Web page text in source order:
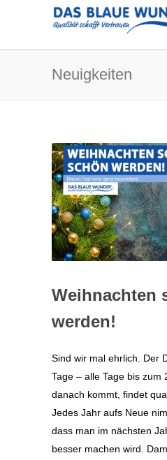
Neuigkeiten
Weihnachten
werden!
Sind wir mal ehrlich. Der
Tage – alle Tage bis zum
danach kommt, findet
Jedes Jahr aufs Neue
dass man im nächsten
besser machen wird.